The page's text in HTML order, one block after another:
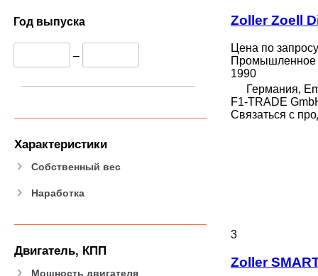
Год выпуска
–
Характеристики
Собственный вес
Наработка
Двигатель, КПП
Мощность двигателя
Zoller Zoell
Цена по запросу
Промышленное
1990
Германия,
F1-TRADE
Связаться с
3
Zoller